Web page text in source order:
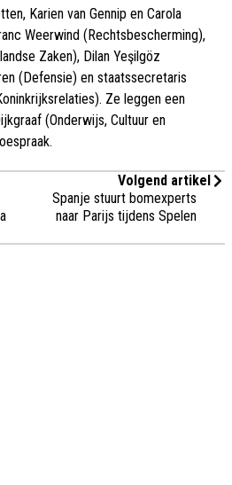
Karien van Gennip en Carola
Weerwind (Rechtsbescherming),
Zaken), Dilan Yeşilgöz
(Defensie) en staatssecretaris
Ze leggen een
(Onderwijs, Cultuur en
Volgend artikel
Spanje stuurt bomexperts
naar Parijs tijdens Spelen